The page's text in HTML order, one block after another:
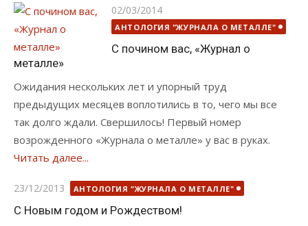
Опубликовано
02/03/2014
АНТОЛОГИЯ "ЖУРНАЛА О МЕТАЛЛЕ"
С почином вас, «Журнал о
металле»
Ожидания нескольких лет и упорный труд
предыдущих месяцев воплотились в то, чего мы все
так долго ждали. Свершилось! Первый номер
возрожденного «Журнала о металле» у вас в руках.
Читать далее...
Опубликовано
23/12/2013 АНТОЛОГИЯ "ЖУРНАЛА О МЕТАЛЛЕ"
С Новым годом и Рождеством!